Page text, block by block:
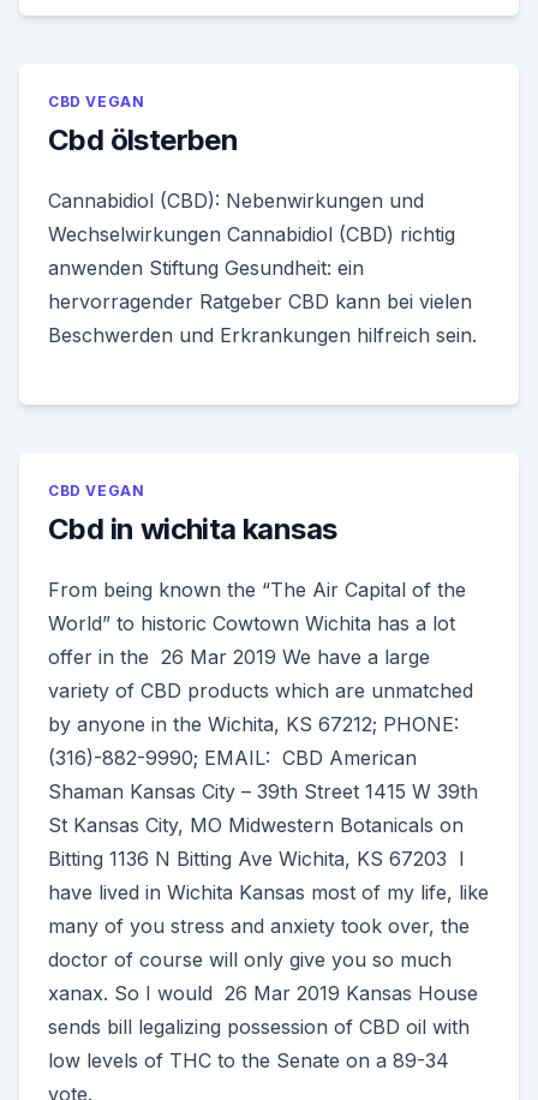
CBD VEGAN
Cbd ölsterben
Cannabidiol (CBD): Nebenwirkungen und
Wechselwirkungen Cannabidiol (CBD) richtig
anwenden Stiftung Gesundheit: ein
hervorragender Ratgeber CBD kann bei vielen
Beschwerden und Erkrankungen hilfreich sein.
CBD VEGAN
Cbd in wichita kansas
From being known the “The Air Capital of the
World” to historic Cowtown Wichita has a lot
offer in the 26 Mar 2019 We have a large
variety of CBD products which are unmatched
by anyone in the Wichita, KS 67212; PHONE:
(316)-882-9990; EMAIL: CBD American
Shaman Kansas City – 39th Street 1415 W 39th
St Kansas City, MO Midwestern Botanicals on
Bitting 1136 N Bitting Ave Wichita, KS 67203 I
have lived in Wichita Kansas most of my life, like
many of you stress and anxiety took over, the
doctor of course will only give you so much
xanax. So I would 26 Mar 2019 Kansas House
sends bill legalizing possession of CBD oil with
low levels of THC to the Senate on a 89-34
vote.